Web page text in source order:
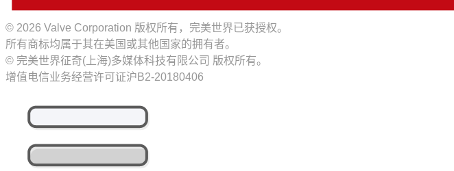
© 2026 Valve Corporation 版权所有，完美世界已获授权。
所有商标均属于其在美国或其他国家的拥有者。
© 完美世界征奇(上海)多媒体科技有限公司 版权所有。
增值电信业务经营许可证沪B2-20180406